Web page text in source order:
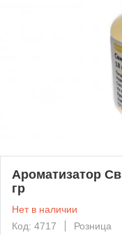
Ароматизатор
гр
Нет в наличии
Код: 4717
Розница